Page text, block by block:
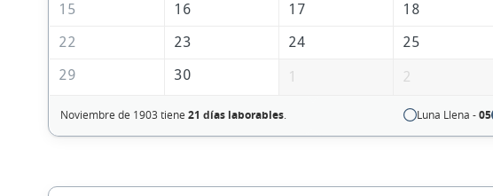
15
16 17 18
22
23 24 25
29
30 1 2
Noviembre de 1903 tiene 21 días laborables. Luna Llena -05